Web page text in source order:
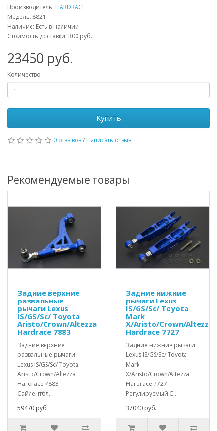
Производитель: HARDRACE
Модель: 8821
Наличие: Есть в наличии
Стоимость доставки: 300 руб.
23450 руб.
Количество
Купить
0 отзывов/ Написать отзыв
Рекомендуемые товары
Задние верхние
развальные
рычаги Lexus
IS/GS/Sc/ Toyota
Aristo/Crown/Altezza
Hardrace 7883
Задние верхние
развальные рычаги
Lexus IS/GS/Sc/ Toyota
Aristo/Crown/Altezza
Hardrace 7883
Сайлентбл..
59470 руб.
Задние нижние
рычаги Lexus
IS/GS/Sc/ Toyota
Mark
X/Aristo/Crown/Altezza
Hardrace 7727
Задние нижние рычаги
Lexus IS/GS/Sc/ Toyota
Mark
X/Aristo/Crown/Altezza
Hardrace 7727
Регулируемый С..
37040 руб.